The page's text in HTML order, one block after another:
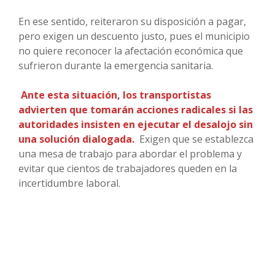
En ese sentido, reiteraron su disposición a pagar,
pero exigen un descuento justo, pues el municipio
no quiere reconocer la afectación económica que
sufrieron durante la emergencia sanitaria.
Ante esta situación, los transportistas
advierten que tomarán acciones radicales si las
autoridades insisten en ejecutar el desalojo sin
una solución dialogada. Exigen que se establezca
una mesa de trabajo para abordar el problema y
evitar que cientos de trabajadores queden en la
incertidumbre laboral.